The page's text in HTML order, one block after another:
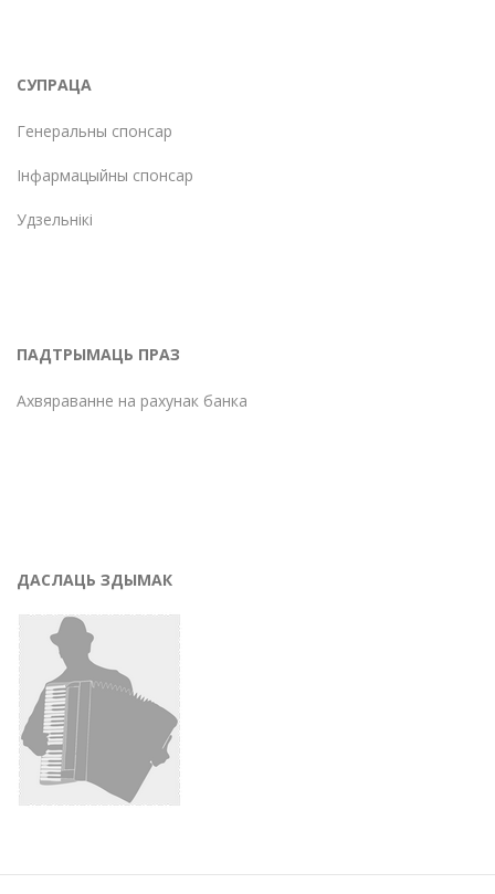
СУПРАЦА
Генеральны спонсар
Інфармацыйны спонсар
Удзельнікі
ПАДТРЫМАЦЬ ПРАЗ
Ахвяраванне на рахунак банка
ДАСЛАЦЬ ЗДЫМАК